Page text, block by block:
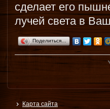
сделает его
лучей света в
Поделиться…
Карта сайта